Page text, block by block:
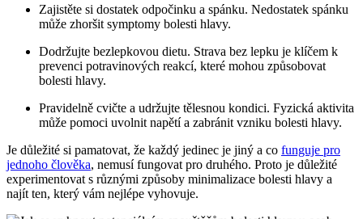
Zajistěte si dostatek​ odpočinku a spánku. Nedostatek spánku
může ⁢zhoršit ⁣symptomy bolesti hlavy.
Dodržujte⁢ bezlepkovou dietu. Strava ⁣bez⁢ lepku je klíčem ⁣k
prevenci potravinových reakcí,‌ které mohou⁤ způsobovat
bolesti​ hlavy.
Pravidelně cvičte a udržujte tělesnou ‍kondici. Fyzická aktivita
může ⁤pomoci uvolnit napětí a‍ zabránit vzniku bolesti hlavy.
Je ⁣důležité si ⁢pamatovat, že každý jedinec ⁢je jiný a ⁣co funguje pro
jednoho člověka, nemusí fungovat⁤ pro druhého. Proto je důležité‍
experimentovat s různými způsoby minimalizace bolesti hlavy a
najít⁣ ten, který vám nejlépe vyhovuje.